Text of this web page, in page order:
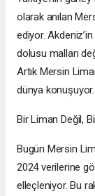
olarak anılan
ediyor.
dolusu malları
Artık Mersin
dünya konuşuyor.
Bir Liman Değil,
Bugün Mersin
2024 verilerine
elleçleniyor. Bu